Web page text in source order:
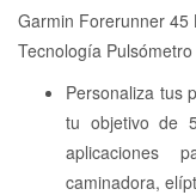
Garmin Forerunner 45
Tecnología
Personaliza tus
tu objetivo de
aplicaciones
caminadora,